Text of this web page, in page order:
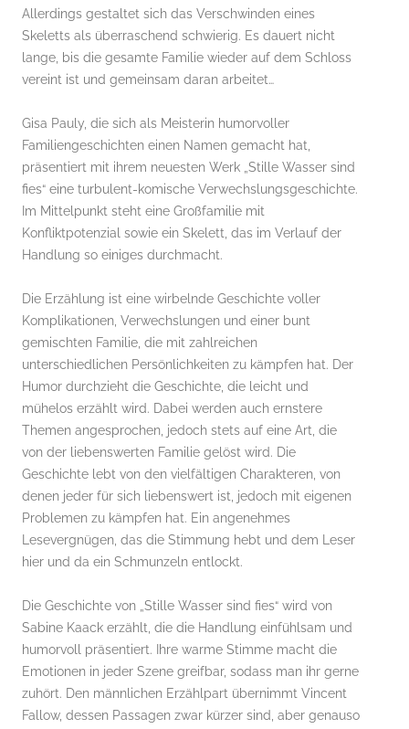
Allerdings gestaltet sich das Verschwinden eines
Skeletts als überraschend schwierig. Es dauert nicht
lange, bis die gesamte Familie wieder auf dem Schloss
vereint ist und gemeinsam daran arbeitet…
Gisa Pauly, die sich als Meisterin humorvoller
Familiengeschichten einen Namen gemacht hat,
präsentiert mit ihrem neuesten Werk „Stille Wasser sind
fies“ eine turbulent-komische Verwechslungsgeschichte.
Im Mittelpunkt steht eine Großfamilie mit
Konfliktpotenzial sowie ein Skelett, das im Verlauf der
Handlung so einiges durchmacht.
Die Erzählung ist eine wirbelnde Geschichte voller
Komplikationen, Verwechslungen und einer bunt
gemischten Familie, die mit zahlreichen
unterschiedlichen Persönlichkeiten zu kämpfen hat. Der
Humor durchzieht die Geschichte, die leicht und
mühelos erzählt wird. Dabei werden auch ernstere
Themen angesprochen, jedoch stets auf eine Art, die
von der liebenswerten Familie gelöst wird. Die
Geschichte lebt von den vielfältigen Charakteren, von
denen jeder für sich liebenswert ist, jedoch mit eigenen
Problemen zu kämpfen hat. Ein angenehmes
Lesevergnügen, das die Stimmung hebt und dem Leser
hier und da ein Schmunzeln entlockt.
Die Geschichte von „Stille Wasser sind fies“ wird von
Sabine Kaack erzählt, die die Handlung einfühlsam und
humorvoll präsentiert. Ihre warme Stimme macht die
Emotionen in jeder Szene greifbar, sodass man ihr gerne
zuhört. Den männlichen Erzählpart übernimmt Vincent
Fallow, dessen Passagen zwar kürzer sind, aber genauso